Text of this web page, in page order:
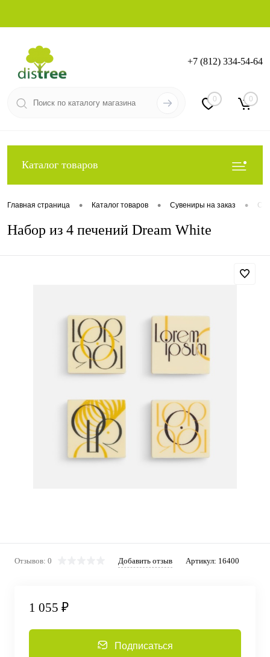
Вход Регистрация
+7 (812) 334-54-64
0 0
Каталог товаров
Главная страница • Каталог товаров • Сувениры на заказ •
Набор из 4 печений Dream White
Отзывов: 0 Добавить отзыв Артикул: 16400
1 055 ₽
Подписаться